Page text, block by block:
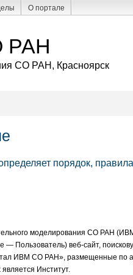
О портале
РАН
СО РАН, Красноярск
порядок,
моделирования СО РАН
— Пользователь) веб-сайт,
ИВМ СО РАН», размещенные по
Институт.